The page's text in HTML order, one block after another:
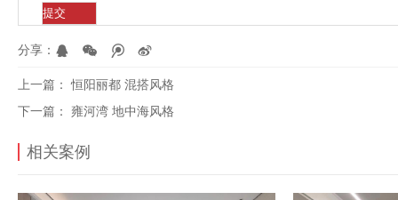
分享：
上一篇：恒阳丽都 混搭风格
下一篇： 雍河湾 地中海风格
相关案例